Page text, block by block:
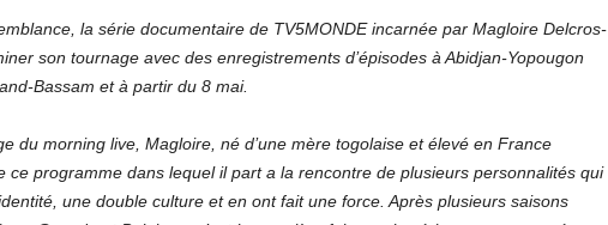
la série documentaire de TV5MONDE incarnée par Magloire Delcros-
son tournage avec des enregistrements d’épisodes à Abidjan-Yopougon
Bassam et à partir du 8 mai.
du morning live, Magloire, né d’une mère togolaise et élevé en France
ce programme dans lequel il part a la rencontre de plusieurs personnalités qui
une double culture et en ont fait une force. Après plusieurs saisons